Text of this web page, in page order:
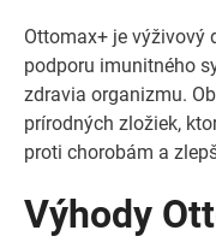
Ottomax+ je výživový
podporu imunitného
zdravia organizmu.
prírodných zložiek,
proti chorobám a
Výhody